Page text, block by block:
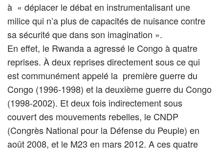
à « déplacer le débat en instrumentalisant une
milice qui n’a plus de capacités de nuisance contre
sa sécurité que dans son imagination ».
En effet, le Rwanda a agressé le Congo à quatre
reprises. À deux reprises directement sous ce qui
est communément appelé la première guerre du
Congo (1996-1998) et la deuxième guerre du Congo
(1998-2002). Et deux fois indirectement sous
couvert des mouvements rebelles, le CNDP
(Congrès National pour la Défense du Peuple) en
août 2008, et le M23 en mars 2012. A ces quatre